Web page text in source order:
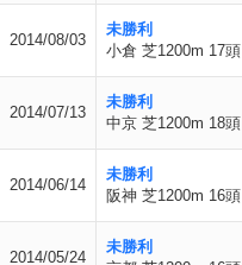
2014/08/03
未勝利
小倉 芝1200m 17頭
2014/07/13
未勝利
中京 芝1200m 18頭
2014/06/14
未勝利
阪神 芝1200m 16頭
2014/05/24
未勝利